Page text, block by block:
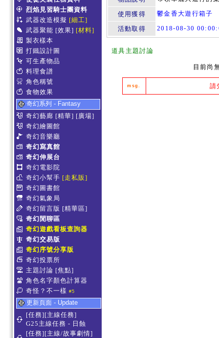
烈焰見習騎士團資料
武器改造模擬 [細工]
武器聚能 [效果] [材料]
製衣樣本
打鐵設計圖
可生產物品
料理食譜
角色稱號
食物效果
奇幻系列 - Fantasy
奇幻藝廊 [精華] [廣場]
奇幻繪圖館
奇幻音樂廳
奇幻寫真館
奇幻伸展台
奇幻電影院
奇幻小幫手 [走私販]
奇幻圖書館
奇幻氣象局
奇幻留言版 [精華區]
奇幻閒聊區
奇幻遊戲看板查詢器
奇幻交易版
奇幻序號分享版
奇幻投票所
主題討論 [焦點]
角色名字顏色計算器
奇怪？不一樣 #5
更新頁面 - Update
[任務][主線任務]
G25主線任務 - 日蝕
[任務][主線/故事劇情]
使用獲得 鬱金香大遊行箱子
活動取得 2018-08-30
道具主題討論
目前尚
msg. 請